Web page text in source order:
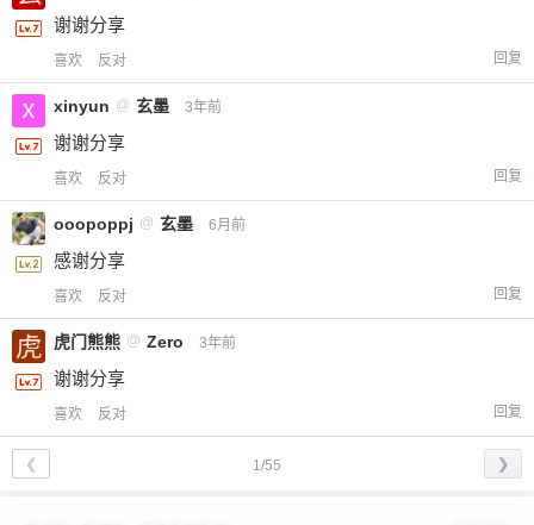
谢谢分享
喜欢 反对 回复
xinyun @ 玄墨 3年前
谢谢分享
喜欢 反对 回复
ooopoppj @ 玄墨 6月前
感谢分享
喜欢 反对 回复
虎门熊熊 @ Zero 3年前
谢谢分享
喜欢 反对 回复
1/55
❮ ❯